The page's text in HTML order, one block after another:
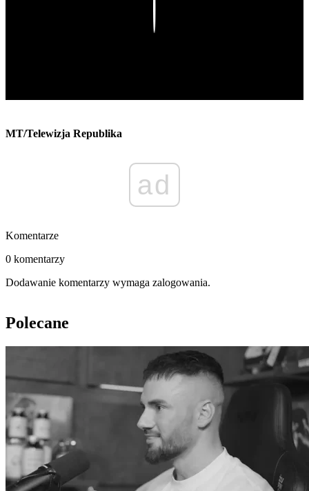
MT/Telewizja Republika
ad
Komentarze
0 komentarzy
Dodawanie komentarzy wymaga zalogowania.
Polecane